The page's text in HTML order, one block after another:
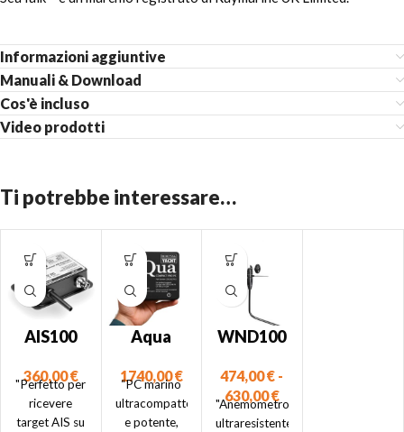
Informazioni aggiuntive
Manuali & Download
Cos'è incluso
Video prodotti
Ti potrebbe interessare…
AIS100
NMEA01
83)
360,00€
"Perfetto per
ricevere
target AIS su
Aqua
Pro
1740,00€
“PC marino
ultracompatto
e potente,
WND100
Anemom
etro
474,00€ -
630,00€
"Anemometro
ultraresistente